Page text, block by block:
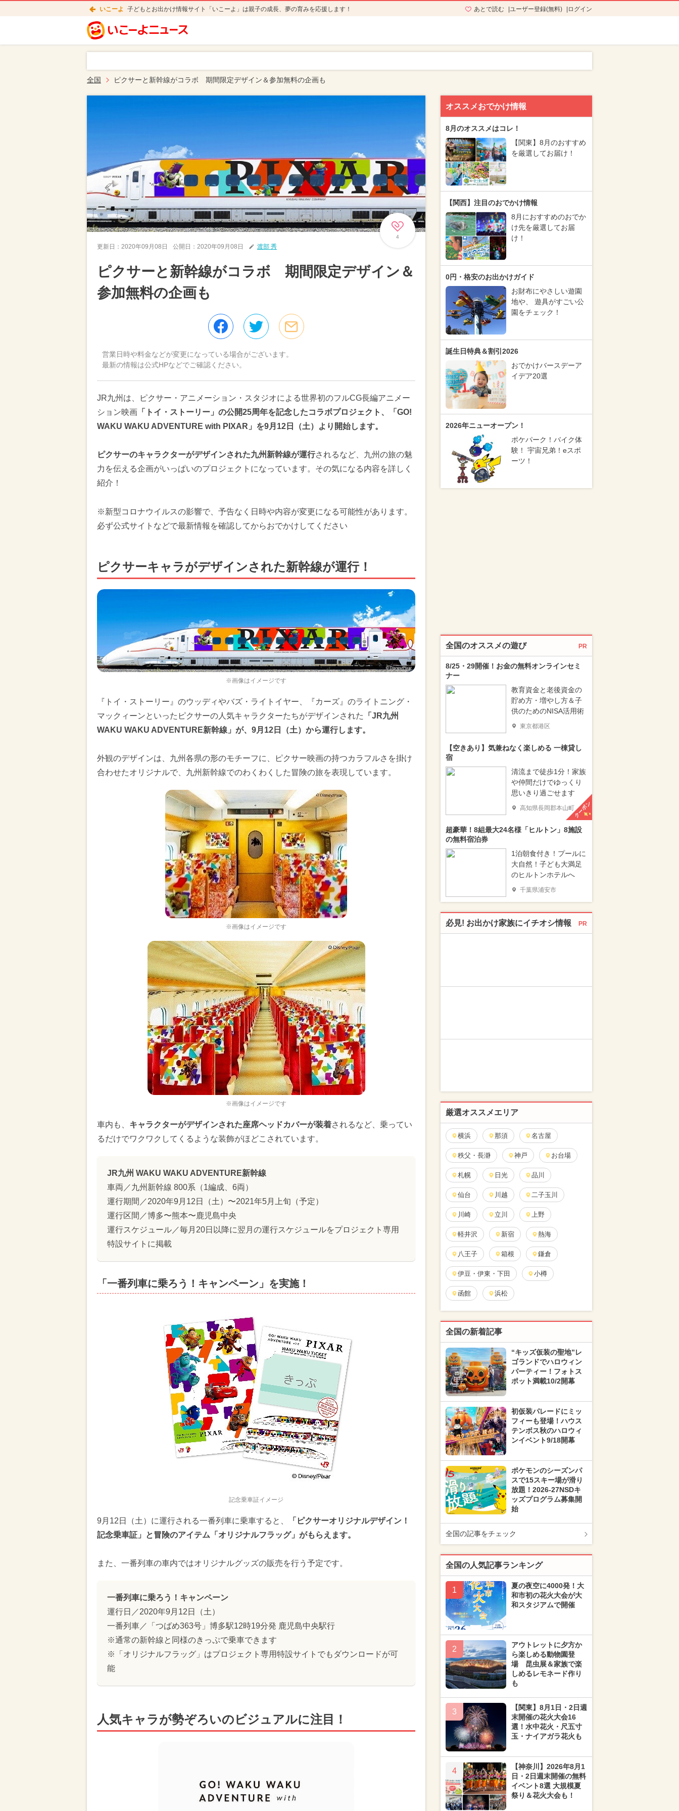
いこーよ 子どもとお出かけ情報サイト「いこーよ」は親子の成長、夢の育みを応援します！ あとで読む ユーザー登録(無料) ログイン
全国 ピクサーと新幹線がコラボ 期間限定デザイン＆参加無料の企画も
4
更新日： 2020年09月08日 公開日： 2020年09月08日 渡部 秀
ピクサーと新幹線がコラボ 期間限定デザイン＆
参加無料の企画も
営業日時や料金などが変更になっている場合がございます。
最新の情報は公式HPなどでご確認ください。
JR九州は、ピクサー・アニメーション・スタジオによる世界初のフルCG長編アニメー
ション映画 「トイ・ストーリー」の公開25周年を記念したコラボプロジェクト、「GO!
WAKU WAKU ADVENTURE with PIXAR」を9月12日（土）より開始します。
ピクサーのキャラクターがデザインされた九州新幹線が運行されるなど、九州の旅の魅
力を伝える企画がいっぱいのプロジェクトになっています。その気になる内容を詳しく
紹介！
※新型コロナウイルスの影響で、予告なく日時や内容が変更になる可能性があります。
必ず公式サイトなどで最新情報を確認してからおでかけしてください
ピクサーキャラがデザインされた新幹線が運行！
※画像はイメージです
『トイ・ストーリー』のウッディやバズ・ライトイヤー、『カーズ』のライトニング・
マックィーンといったピクサーの人気キャラクターたちがデザインされた
「JR九州
WAKU WAKU ADVENTURE新幹線」が、9月12日（土）から運行します。
外観のデザインは、九州各県の形のモチーフに、ピクサー映画の持つカラフルさを掛け
合わせたオリジナルで、九州新幹線でのわくわくした冒険の旅を表現しています。
※画像はイメージです
※画像はイメージです
車内も、 キャラクターがデザインされた座席ヘッドカバーが装着されるなど、乗ってい
るだけでワクワクしてくるような装飾がほどこされています。
JR九州 WAKU WAKU ADVENTURE新幹線
車両／九州新幹線 800系（1編成、6両）
運行期間／2020年9月12日（土）〜2021年5月上旬（予定）
運行区間／博多〜熊本〜鹿児島中央
運行スケジュール／毎月20日以降に翌月の運行スケジュールをプロジェクト専用
特設サイトに掲載
「一番列車に乗ろう！キャンペーン」を実施！
記念乗車証イメージ
9月12日（土）に運行される一番列車に乗車すると、
「ピクサーオリジナルデザイン！
記念乗車証」と冒険のアイテム「オリジナルフラッグ」がもらえます。
また、一番列車の車内ではオリジナルグッズの販売を行う予定です。
一番列車に乗ろう！キャンペーン
運行日／2020年9月12日（土）
一番列車／「つばめ363号」博多駅12時19分発 鹿児島中央駅行
※通常の新幹線と同様のきっぷで乗車できます
※「オリジナルフラッグ」はプロジェクト専用特設サイトでもダウンロードが可
能
人気キャラが勢ぞろいのビジュアルに注目！
オススメおでかけ情報
8月のオススメはコレ！
【関東】8月のおすすめ
を厳選してお届け！
【関西】注目のおでかけ情報
8月におすすめのおでか
け先を厳選してお届
け！
0円・格安のお出かけガイド
お財布にやさしい遊園
地や、 遊具がすごい公
園をチェック！
誕生日特典＆割引2026
おでかけバースデーア
イデア20選
2026年ニューオープン！
ポケパーク！バイク体
験！ 宇宙兄弟！eスポ
ーツ！
全国のオススメの遊び PR
8/25・29開催！お金の無料オンラインセミ
ナー
教育資金と老後資金の
貯め方・増やし方＆子
供のためのNISA活用術
東京都港区
【空きあり】気兼ねなく楽しめる 一棟貸し
宿
清流まで徒歩1分！家族
や仲間だけでゆっくり
思いきり過ごせます
高知県長岡郡本山町クーポン
超豪華！8組最大24名様「ヒルトン」8施設
の無料宿泊券
1泊朝食付き！プールに
大自然！子ども大満足
のヒルトンホテルへ
千葉県浦安市
必見! お出かけ家族にイチオシ情報 PR
厳選オススメエリア
横浜 那須 名古屋
秩父・長瀞 神戸 お台場
札幌 日光 品川
仙台 川越 二子玉川
川崎 立川 上野
軽井沢 新宿 熱海
八王子 箱根 鎌倉
伊豆・伊東・下田 小樽
函館 浜松
全国の新着記事
“キッズ仮装の聖地”レ
ゴランドでハロウィン
パーティー！フォトス
ポット満載10/2開幕
初仮装パレードにミッ
フィーも登場！ハウス
テンボス秋のハロウィ
ンイベント9/18開幕
ポケモンのシーズンパ
スで15スキー場が滑り
放題！2026-27NSDキ
ッズプログラム募集開
始
全国の記事をチェック
全国の人気記事ランキング
1
夏の夜空に4000発！大
和市初の花火大会が大
和スタジアムで開催
2
アウトレットに夕方か
ら楽しめる動物園登
場 昆虫展＆家族で楽
しめるレモネード作り
も
3
【関東】8月1日・2日週
末開催の花火大会16
選！水中花火・尺五寸
玉・ナイアガラ花火も
4
【神奈川】2026年8月1
日・2日週末開催の無料
イベント8選 大規模夏
祭り＆花火大会も！